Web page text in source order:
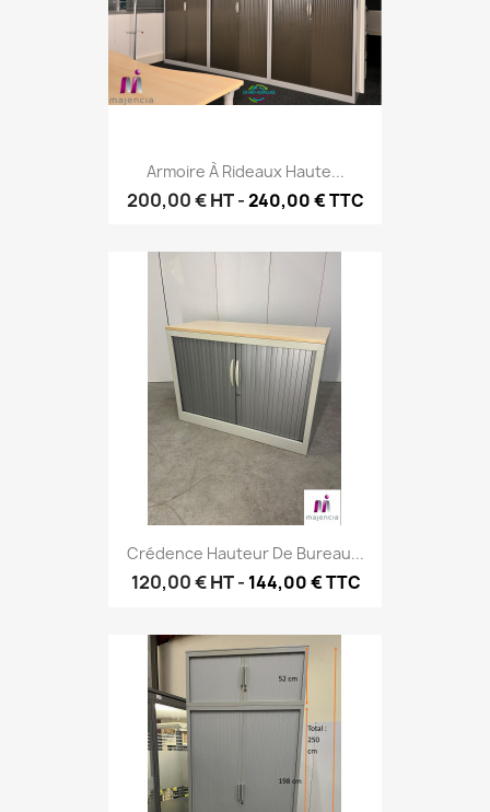
Armoire À Rideaux Haute...
200,00 €HT-240,00 € TTC
Crédence Hauteur De Bureau...
120,00 €HT- 144,00 € TTC